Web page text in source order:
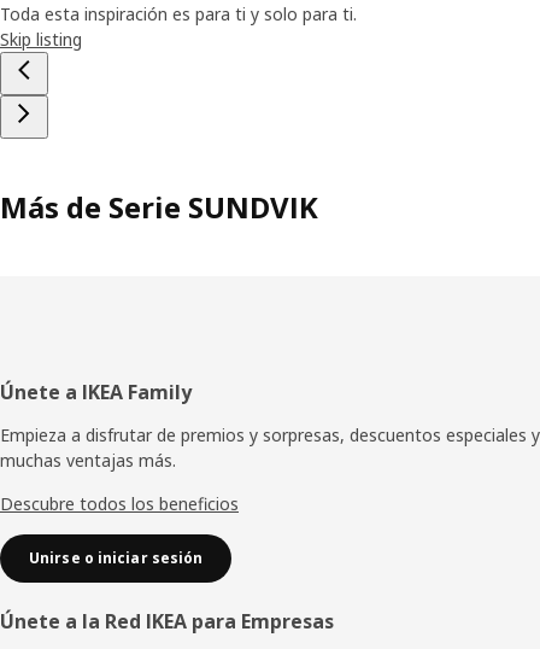
Toda esta inspiración es para ti y solo para ti.
Skip listing
Más de Serie SUNDVIK
Pie
de
página
Únete a IKEA Family
Empieza a disfrutar de premios y sorpresas, descuentos especiales y
muchas ventajas más.
Descubre todos los beneficios
Unirse o iniciar sesión
Únete a la Red IKEA para Empresas